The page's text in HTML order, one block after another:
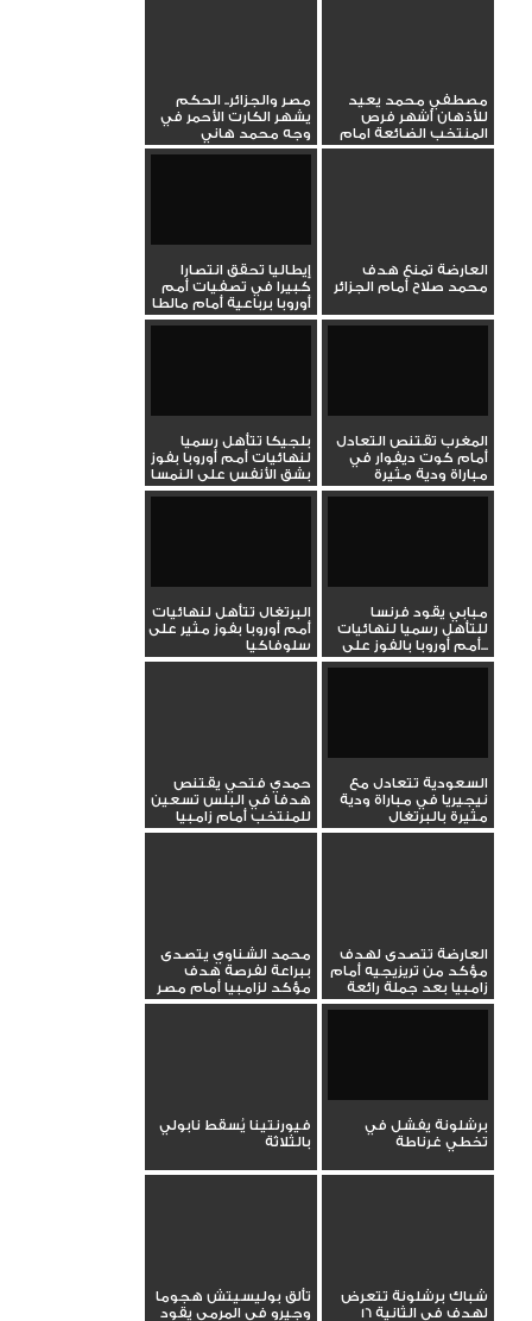
مصطفي محمد يعيد
للأذهان أشهر فرص
المنتخب الضائعة امام
المغرب في...
مصر والجزائر.. الحكم
يشهر الكارت الأحمر في
وجه محمد هاني
العارضة تمنع هدف
محمد صلاح أمام الجزائر
إيطاليا تحقق انتصارا
كبيرا في تصفيات أمم
أوروبا برباعية أمام مالطا
المغرب تقتنص التعادل
أمام كوت ديفوار في
مباراة ودية مثيرة
بلجيكا تتأهل رسميا
لنهائيات أمم أوروبا بفوز
بشق الأنفس على النمسا
مبابي يقود فرنسا
للتأهل رسميا لنهائيات
أمم أوروبا بالفوز على...
البرتغال تتأهل لنهائيات
أمم أوروبا بفوز مثير على
سلوفاكيا
السعودية تتعادل مع
نيجيريا في مباراة ودية
مثيرة بالبرتغال
حمدي فتحي يقتنص
هدفا في البلس تسعين
للمنتخب أمام زامبيا
العارضة تتصدى لهدف
مؤكد من تريزيجيه أمام
زامبيا بعد جملة رائعة
محمد الشناوي يتصدى
ببراعة لفرصة هدف
مؤكد لزامبيا أمام مصر
برشلونة يفشل في
تخطي غرناطة
فيورنتينا يُسقط نابولي
بالثلاثة
شباك برشلونة تتعرض
لهدف في الثانية 16
تألق بوليسيتش هجوما
وجيرو في المرمى يقود